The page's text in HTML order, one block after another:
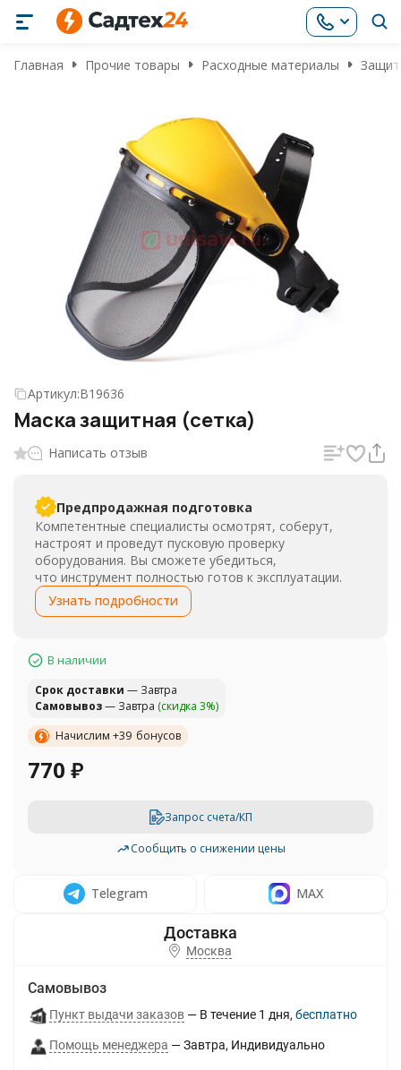
Главная Прочие товары Расходные материалы
Артикул:B19636
Маска защитная (сетка)
Написать отзыв
Предпродажная подготовка
Компетентные специалисты осмотрят, соберут,
настроят и проведут пусковую проверку
оборудования. Вы сможете убедиться,
что инструмент полностью готов к эксплуатации.
Узнать подробности
В наличии
Cрок доставки — Завтра
Самовывоз— Завтра (скидка 3%)
Начислим +39 бонусов
770 ₽
Запрос счета/КП
Сообщить о снижении цены
Telegram MAX
Москва
Самовывоз
Пункт выдачи заказов В течение 1 дня Бесплатно
Помощь менеджера Завтра Индивидуально